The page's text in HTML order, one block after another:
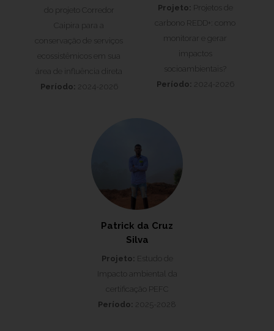
do projeto Corredor
Caipira para a
conservação de serviços
ecossistêmicos em sua
área de influência direta
Período: 2024-2026
Projeto: Projetos de
carbono REDD+: como
monitorar e gerar
impactos
socioambientais?
Período: 2024-2026
Patrick da Cruz
Silva
Projeto: Estudo de
Impacto ambiental da
certificação PEFC
Período: 2025-2028